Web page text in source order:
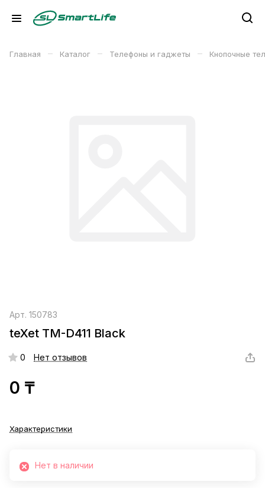
Главная – Каталог – Телефоны и гаджеты – Кнопочные
Арт. 150783
teXet TM-D411 Black
0 Нет отзывов
0 ₸
Характеристики
Нет в наличии